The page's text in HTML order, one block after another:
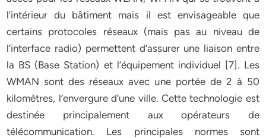
l’intérieur du bâtiment mais il est envisageable que
certains protocoles réseaux (mais pas au niveau de
l’interface radio) permettent d’assurer une liaison entre
la BS (Base Station) et l’équipement individuel [7]. Les
WMAN sont des réseaux avec une portée de 2 à 50
kilomètres, l’envergure d’une ville. Cette technologie est
destinée principalement aux opérateurs de
télécommunication. Les principales normes sont